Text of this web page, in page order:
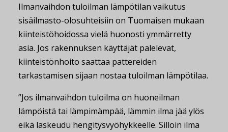
Ilmanvaihdon tuloilman lämpötilan vaikutus
sisäilmasto-olosuhteisiin on Tuomaisen mukaan
kiinteistöhoidossa vielä huonosti ymmärretty
asia. Jos rakennuksen käyttäjät palelevat,
kiinteistönhoito saattaa pattereiden
tarkastamisen sijaan nostaa tuloilman lämpötilaa.
”Jos ilmanvaihdon tuloilma on huoneilman
lämpöistä tai lämpimämpää, lämmin ilma jää ylös
eikä laskeudu hengitysvyöhykkeelle. Silloin ilma